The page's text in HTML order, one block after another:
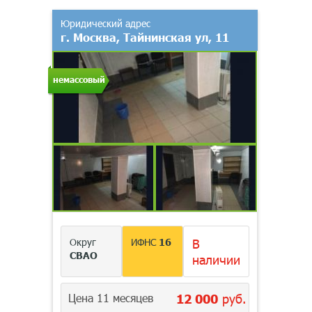
немассовый
Юридический адрес
г. Москва, Тайнинская ул, 11
Округ
СВАО
ИФНС 16
В
наличии
Цена 11 месяцев 12 000руб.